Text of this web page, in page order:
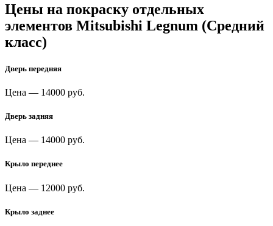
Цены на покраску отдельных
элементов Mitsubishi Legnum (Средний
класс)
Дверь передняя
Цена — 14000 руб.
Дверь задняя
Цена — 14000 руб.
Крыло переднее
Цена — 12000 руб.
Крыло заднее